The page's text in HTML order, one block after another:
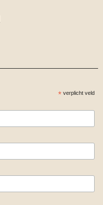
*verplicht veld